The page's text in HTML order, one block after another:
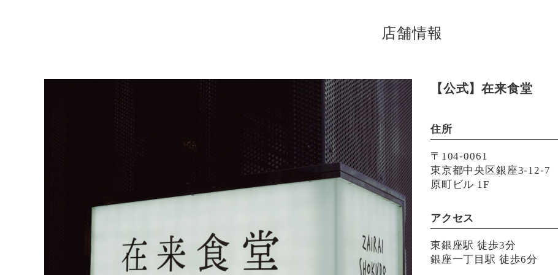
店舗情報
【公式】在来食堂
住所
〒104-0061
東京都中央区銀座3-12-7
原町ビル 1F
アクセス
東銀座駅 徒歩3分
銀座一丁目駅 徒歩6分